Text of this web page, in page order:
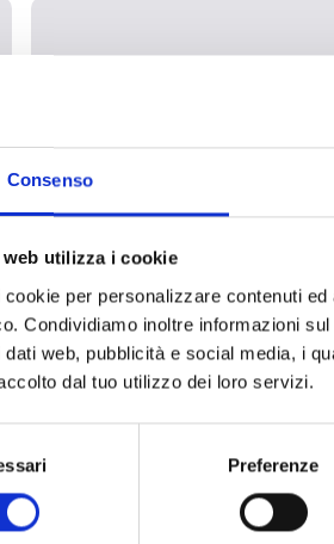
Consenso
utilizza i cookie
per personalizzare contenuti
Condividiamo inoltre informazioni
dati web, pubblicità e social media, i
dal tuo utilizzo dei loro servizi.
Preferenze
Modules C-COM, C-
LAN et C-DIAL4G